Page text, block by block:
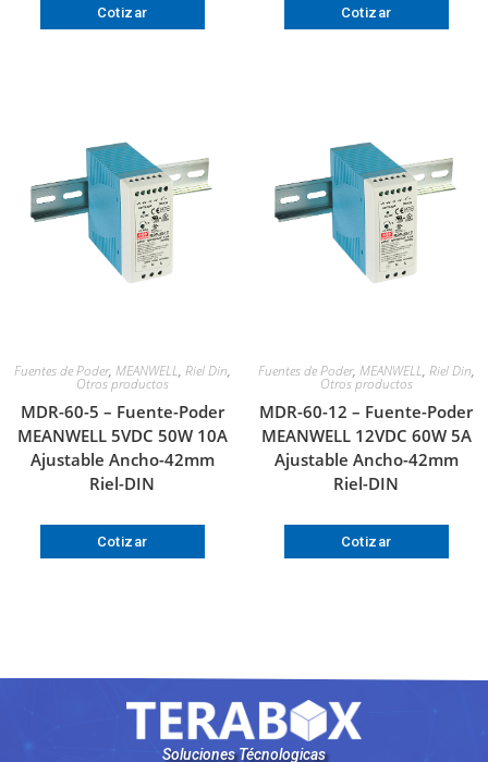
Cotizar Cotizar
Fuentes de Poder, MEANWELL, Riel Din,
Otros productos
MDR-60-5 – Fuente-Poder
MEANWELL 5VDC 50W 10A
Ajustable Ancho-42mm
Riel-DIN
Cotizar
Fuentes de Poder, MEANWELL, Riel Din,
Otros productos
MDR-60-12 – Fuente-Poder
MEANWELL 12VDC 60W 5A
Ajustable Ancho-42mm
Riel-DIN
Cotizar
Soluciones Técnologicas